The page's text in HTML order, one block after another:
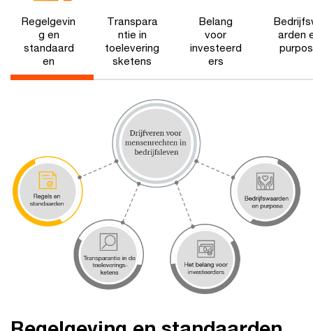
Regelgevin
g en
standaard
en
Transpara
ntie in
toelevering
sketens
Belang
voor
investeerd
ers
arden